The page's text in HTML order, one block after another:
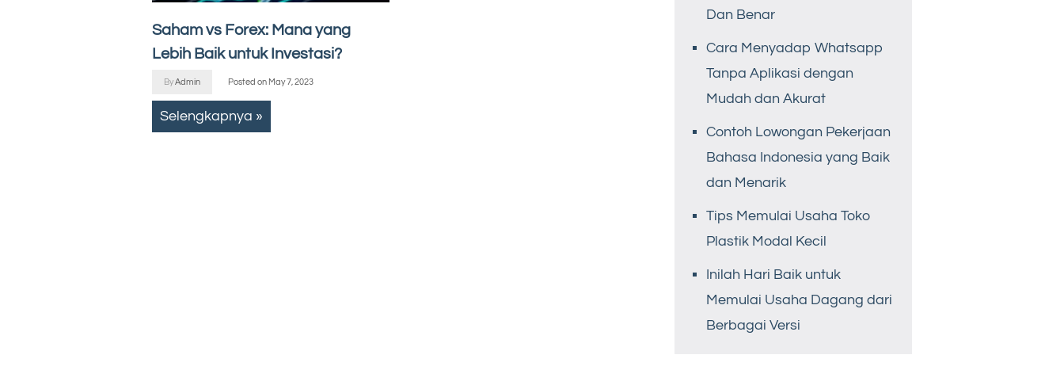
Saham vs Forex: Mana yang
Lebih Baik untuk Investasi?
ByAdmin Posted on May 7, 2023
Selengkapnya »
Dan Benar
Cara Menyadap Whatsapp
Tanpa Aplikasi dengan
Mudah dan Akurat
Contoh Lowongan Pekerjaan
Bahasa Indonesia yang Baik
dan Menarik
Tips Memulai Usaha Toko
Plastik Modal Kecil
Inilah Hari Baik untuk
Memulai Usaha Dagang dari
Berbagai Versi